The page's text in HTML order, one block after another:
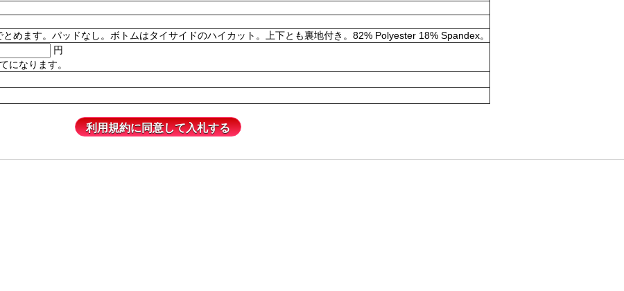
めます。パッドなし。ボトムはタイサイドのハイカット。上下とも裏地付き。82% Polyester 18% Spandex。
円
になります。